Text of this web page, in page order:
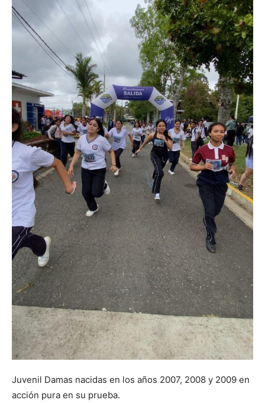
Juvenil Damas nacidas en los años 2007, 2008 y 2009 en
acción pura en su prueba.